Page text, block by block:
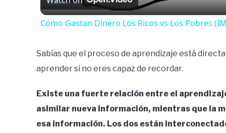
Cómo Gastan Dinero Los Ricos vs Los Pobres
Sabías que el proceso de aprendizaje está
aprender si no eres capaz de recordar.
Existe una fuerte relación entre el
asimilar nueva información, mientras que la
esa información. Los dos están